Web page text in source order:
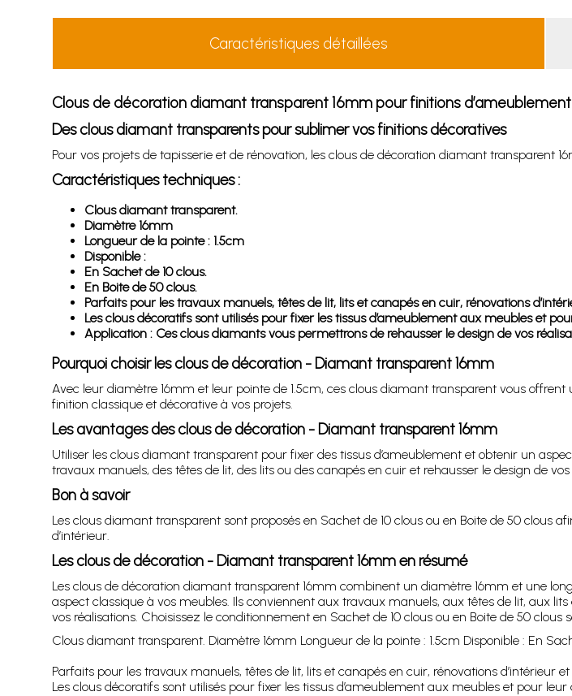
Caractéristiques détaillées
Clous de décoration diamant transparent 16mm pour finitions d’ameublement
Des clous diamant transparents pour sublimer vos finitions décoratives
Pour vos projets de tapisserie et de rénovation, les clous de décoration diamant transparent
Caractéristiques techniques :
Clous diamant transparent.
Diamètre 16mm
Longueur de la pointe : 1.5cm
Disponible :
En Sachet de 10 clous.
En Boite de 50 clous.
Parfaits pour les travaux manuels, têtes de lit, lits et canapés en cuir, rénovations
Les clous décoratifs sont utilisés pour fixer les tissus d’ameublement aux meubles et
Application : Ces clous diamants vous permettrons de rehausser le design de vos
Pourquoi choisir les clous de décoration - Diamant transparent 16mm
Avec leur diamètre 16mm et leur pointe de 1.5cm, ces clous diamant transparent vous
finition classique et décorative à vos projets.
Les avantages des clous de décoration - Diamant transparent 16mm
Utiliser les clous diamant transparent pour fixer des tissus d’ameublement et obtenir un
travaux manuels, des têtes de lit, des lits ou des canapés en cuir et rehausser le design de vos
Bon à savoir
Les clous diamant transparent sont proposés en Sachet de 10 clous ou en Boite de 50 clous
d’intérieur.
Les clous de décoration - Diamant transparent 16mm en résumé
Les clous de décoration diamant transparent 16mm combinent un diamètre 16mm et une
aspect classique à vos meubles. Ils conviennent aux travaux manuels, aux têtes de lit, aux
vos réalisations. Choisissez le conditionnement en Sachet de 10 clous ou en Boite de 50
Clous diamant transparent. Diamètre 16mm Longueur de la pointe : 1.5cm Disponible : En
Parfaits pour les travaux manuels, têtes de lit, lits et canapés en cuir, rénovations d’intérieur
Les clous décoratifs sont utilisés pour fixer les tissus d’ameublement aux meubles et pour